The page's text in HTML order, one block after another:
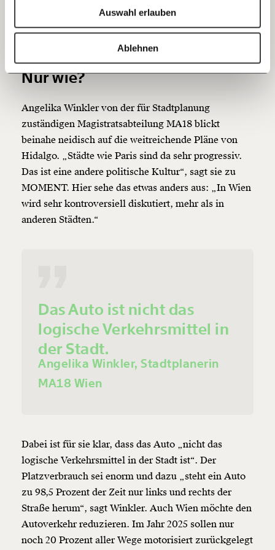
Auswahl erlauben
Ablehnen
20€ 40€
60€ 100€
Ich möchte meine Spende verschenken.
Du erhältst eine E-Mail mit deiner
Geschenkurkunde im PDF-Format, welche Du
ausdrucken oder weiterleiten und verschenken
kannst.
https://www.moment.at/story/Paris-gegen-Wien-wer-ist-dem-autofreien-Traum-naeher/
bei den EinwohnerInnen „ist die Abkehr vom Auto
schon da“, sagt auch Knoflacher.
Wien will weniger Autoverkehr.
Nur wie?
Angelika Winkler von der für Stadtplanung
zuständigen Magistratsabteilung MA18 blickt
beinahe neidisch auf die weitreichende Pläne von
Hidalgo. „Städte wie Paris sind da sehr progressiv.
Das ist eine andere politische Kultur“, sagt sie zu
MOMENT. Hier sehe das etwas anders aus: „In Wien
wird sehr kontroversiell diskutiert, mehr als in
anderen Städten.“
Das Auto ist nicht das
logische Verkehrsmittel in
der Stadt.
Angelika Winkler, Stadtplanerin
MA18 Wien
Dabei ist für sie klar, dass das Auto „nicht das
logische Verkehrsmittel in der Stadt ist“. Der
Platzverbrauch sei enorm und dazu „steht ein Auto
zu 98,5 Prozent der Zeit nur links und rechts der
Straße herum“, sagt Winkler. Auch Wien möchte den
Autoverkehr reduzieren. Im Jahr 2025 sollen nur
noch 20 Prozent aller Wege motorisiert zurückgelegt